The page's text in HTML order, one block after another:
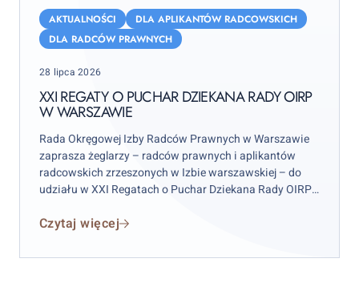
Regaty
Dziekana
Rady
OIRP
Warszawie
AKTUALNOŚCI
DLA APLIKANTÓW RADCOWSKICH
DLA RADCÓW PRAWNYCH
Posted
28 lipca 2026
XXI REGATY O PUCHAR DZIEKANA RADY OIRP
W WARSZAWIE
Rada Okręgowej Izby Radców Prawnych w Warszawie
zaprasza żeglarzy – radców prawnych i aplikantów
radcowskich zrzeszonych w Izbie warszawskiej – do
udziału w XXI Regatach o Puchar Dziekana Rady OIRP
września 2026 r. (sobota–niedziela), przy czym
Czytaj więcej